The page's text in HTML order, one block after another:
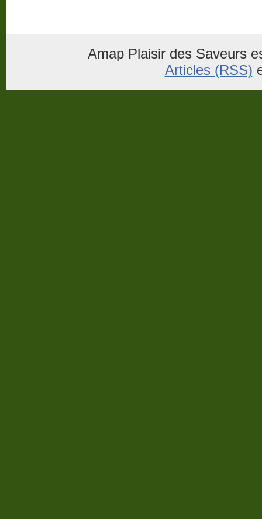
Amap Plaisir des Saveurs
Articles (RSS)